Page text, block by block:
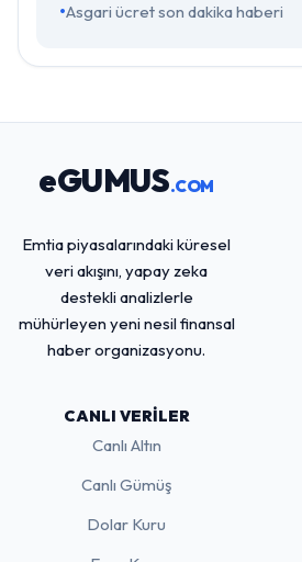
Asgari ücret son dakika haberi
eGUMUS.COM
Emtia piyasalarındaki küresel
veri akışını, yapay zeka
destekli analizlerle
mühürleyen yeni nesil finansal
haber organizasyonu.
CANLI VERILER
Canlı Altın
Canlı Gümüş
Dolar Kuru